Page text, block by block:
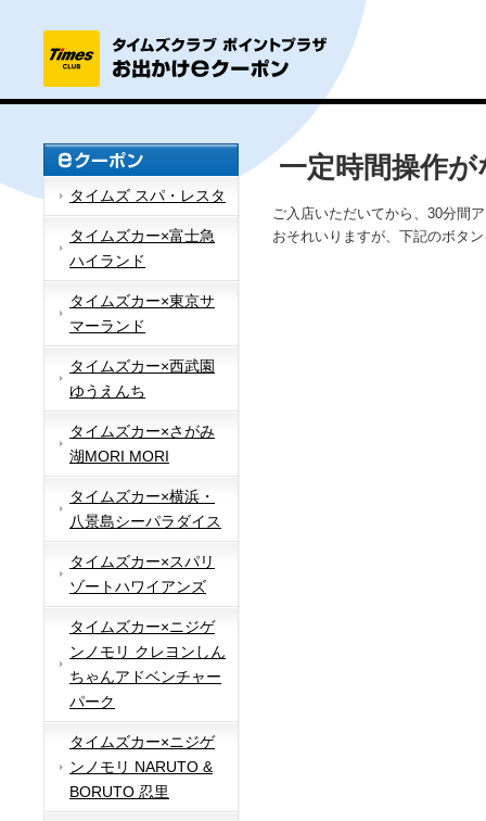
タイムズ スパ・レスタ
タイムズカー×富士急
ハイランド
タイムズカー×東京サ
マーランド
タイムズカー×西武園
ゆうえんち
タイムズカー×さがみ
湖MORI MORI
タイムズカー×横浜・
八景島シーパラダイス
タイムズカー×スパリ
ゾートハワイアンズ
タイムズカー×ニジゲ
ンノモリ クレヨンしん
ちゃんアドベンチャー
パーク
タイムズカー×ニジゲ
ンノモリ NARUTO &
BORUTO 忍里
一定時間操作
ご入店いただいてから、30分間
おそれいりますが、下記のボタ